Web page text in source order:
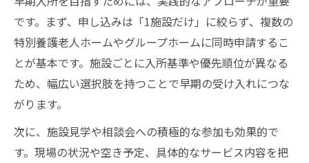
です。まず、申し込みは「1施設だけ」に絞らず、複数の
特別養護老人ホームやグループホームに同時申請するこ
とが基本です。施設ごとに入所基準や優先順位が異なる
ため、幅広い選択肢を持つことで早期の受け入れにつな
がります。
次に、施設見学や相談会への積極的な参加も効果的で
す。現場の状況や空き予定、具体的なサービス内容を把